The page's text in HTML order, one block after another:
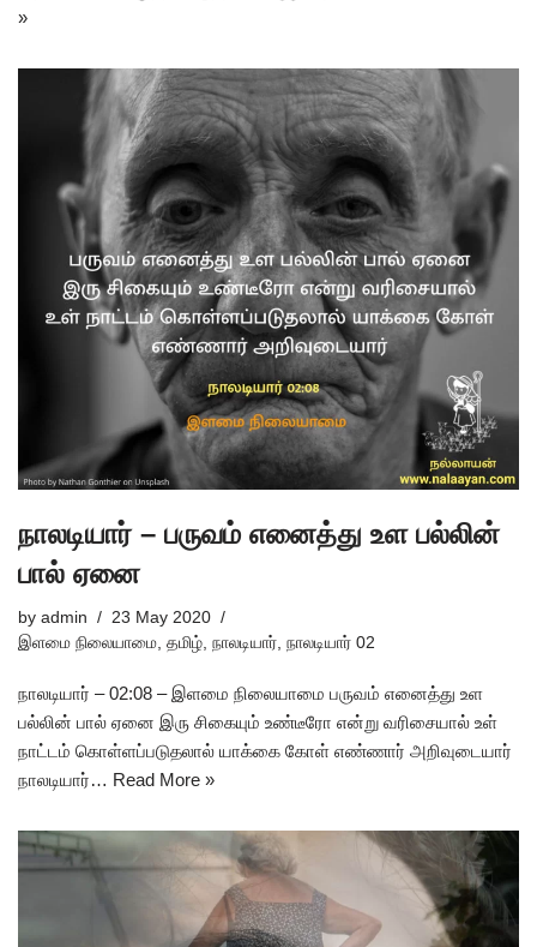
»
நாலடியார் – பருவம் எனைத்து உள பல்லின்
பால் ஏனை
by admin
23 May 2020
இளமை நிலையாமை தமிழ் நாலடியார் நாலடியார் 02
நாலடியார் – 02:08 – இளமை நிலையாமை பருவம் எனைத்து உள
பல்லின் பால் ஏனை இரு சிகையும் உண்டீரோ என்று வரிசையால் உள்
நாட்டம் கொள்ளப்படுதலால் யாக்கை கோள் எண்ணார் அறிவுடையார்
நாலடியார்… Read More »